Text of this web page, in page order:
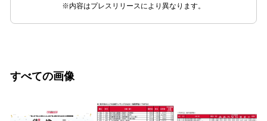
※内容はプレスリリースにより異なります。
すべての画像